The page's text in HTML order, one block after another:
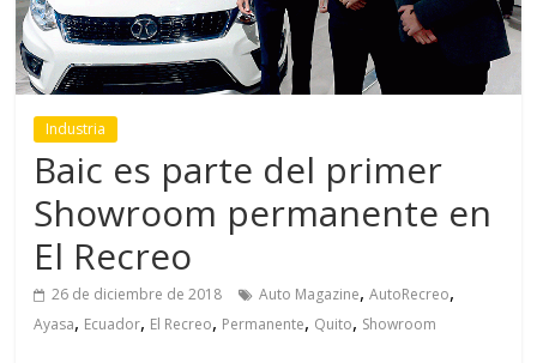
Industria
Baic es parte del primer
Showroom permanente en
El Recreo
26 de diciembre de 2018 Auto Magazine,AutoRecreo,
Ayasa, Ecuador, El Recreo, Permanente, Quito, Showroom